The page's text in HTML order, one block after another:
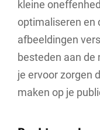
kleine
optimaliseren en
afbeeldingen
besteden aan de
je ervoor zorgen
maken op je